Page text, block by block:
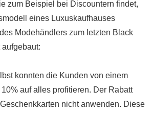
zum Beispiel bei Discountern findet,
eines Luxuskaufhauses
Modehändlers zum letzten Black
konnten die Kunden von einem
auf alles profitieren. Der Rabatt
nicht anwenden. Diese